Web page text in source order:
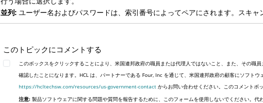
並列: ユーザー名およびパスワードは、索引番号によってペアにされます。スキ
このトピックにコメントする
このボックスをクリックすることにより、米国連邦政府の職員または代理人ではないこと、また、その職
確認したことになります。HCL は、パートナーである Four, Inc を通じて、米国連邦政府の顧客にソフト
https://hcltechsw.com/resources/us-government-contact からお問い合わせください。このコメントボ
注意: 製品ソフトウェアに関する問題や質問を報告するために、このフォームを使用しないでください。代わ